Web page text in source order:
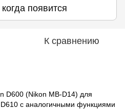
появится
К сравнению
D600 (Nikon MB-D14) для
c аналогичными функциями